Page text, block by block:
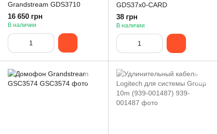
Grandstream GDS3710
16 650 грн
В наличии
GDS37x0-CARD
38 грн
В наличии